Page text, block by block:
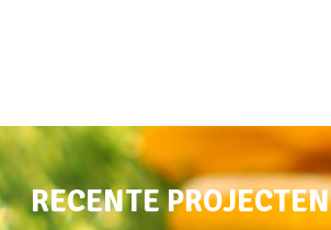
RECENTE PROJECTEN